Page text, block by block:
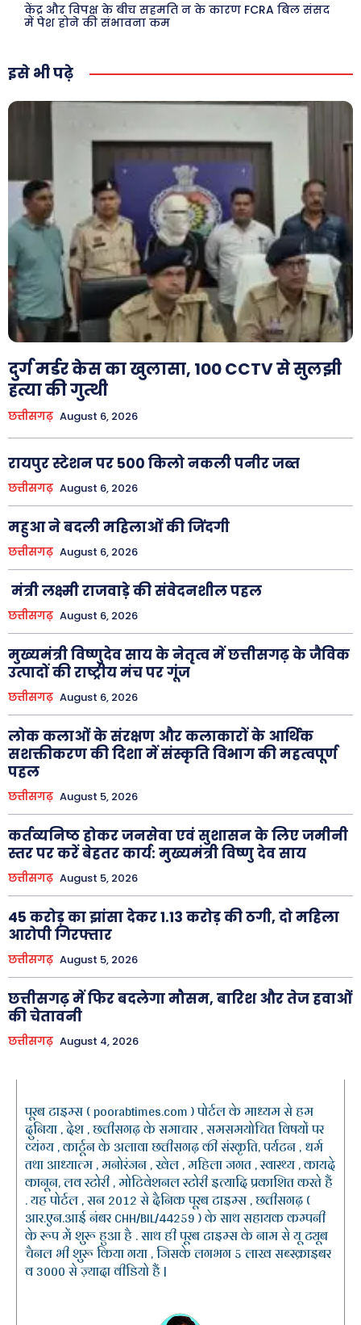
केंद्र और विपक्ष के बीच सहमति न के कारण FCRA बिल संसद
में पेश होने की संभावना कम
इसे भी पढ़े
दुर्ग मर्डर केस का खुलासा, 100 CCTV से सुलझी
हत्या की गुत्थी
छत्तीसगढ़ August 6, 2026
रायपुर स्टेशन पर 500 किलो नकली पनीर जब्त
छत्तीसगढ़ August 6, 2026
महुआ ने बदली महिलाओं की जिंदगी
छत्तीसगढ़ August 6, 2026
मंत्री लक्ष्मी राजवाड़े की संवेदनशील पहल
छत्तीसगढ़ August 6, 2026
मुख्यमंत्री विष्णुदेव साय के नेतृत्व में छत्तीसगढ़ के जैविक
उत्पादों की राष्ट्रीय मंच पर गूंज
छत्तीसगढ़ August 6, 2026
लोक कलाओं के संरक्षण और कलाकारों के आर्थिक
सशक्तीकरण की दिशा में संस्कृति विभाग की महत्वपूर्ण
पहल
छत्तीसगढ़ August 5, 2026
कर्तव्यनिष्ठ होकर जनसेवा एवं सुशासन के लिए जमीनी
स्तर पर करें बेहतर कार्य: मुख्यमंत्री विष्णु देव साय
छत्तीसगढ़ August 5, 2026
45 करोड़ का झांसा देकर 1.13 करोड़ की ठगी, दो महिला
आरोपी गिरफ्तार
छत्तीसगढ़ August 5, 2026
छत्तीसगढ़ में फिर बदलेगा मौसम, बारिश और तेज हवाओं
की चेतावनी
छत्तीसगढ़ August 4, 2026
पूरब टाइम्स ( poorabtimes.com ) पोर्टल के माध्यम से हम
दुनिया , देश , छत्तीसगढ़ के समाचार , समसमयोचित विषयों पर
व्यंग्य , कार्टून के अलावा छत्तीसगढ़ की संस्कृति, पर्यटन , धर्म
तथा आध्यात्म , मनोरंजन , खेल , महिला जगत , स्वास्थ्य , कायदे
कानून, लव स्टोरी , मोटिवेशनल स्टोरी इत्यादि प्रकाशित करते हैं
. यह पोर्टल , सन 2012 से दैनिक पूरब टाइम्स , छत्तीसगढ़ (
आर.एन.आई नंबर CHH/BIL/44259 ) के साथ सहायक कम्पनी
के रूप में शुरू हुआ है . साथ ही पूरब टाइम्स के नाम से यू ट्यूब
चैनल भी शुरू किया गया , जिसके लगभग 5 लाख सब्स्क्राइबर
व 3000 से ज़्यादा वीडियो हैं |